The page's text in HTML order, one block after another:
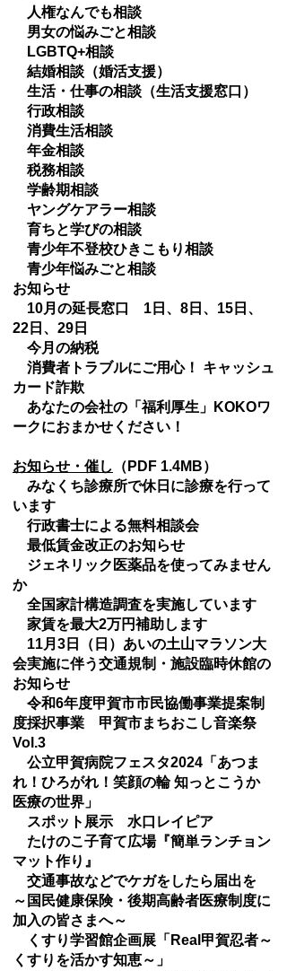
人権なんでも相談
男女の悩みごと相談
LGBTQ+相談
結婚相談（婚活支援）
生活・仕事の相談（生活支援窓口）
行政相談
消費生活相談
年金相談
税務相談
学齢期相談
ヤングケアラー相談
育ちと学びの相談
青少年不登校ひきこもり相談
青少年悩みごと相談
お知らせ
10月の延長窓口 1日、8日、15日、
22日、29日
今月の納税
消費者トラブルにご用心！ キャッシュ
カード詐欺
あなたの会社の「福利厚生」KOKOワ
ークにおまかせください！
お知らせ・催し
（PDF 1.4MB）
みなくち診療所で休日に診療を行って
います
行政書士による無料相談会
最低賃金改正のお知らせ
ジェネリック医薬品を使ってみません
か
全国家計構造調査を実施しています
家賃を最大2万円補助します
11月3日（日）あいの土山マラソン大
会実施に伴う交通規制・施設臨時休館の
お知らせ
令和6年度甲賀市市民協働事業提案制
度採択事業 甲賀市まちおこし音楽祭
Vol.3
公立甲賀病院フェスタ2024「あつま
れ！ひろがれ！笑顔の輪 知っとこうか
医療の世界」
スポット展示 水口レイピア
たけのこ子育て広場『簡単ランチョン
マット作り』
交通事故などでケガをしたら届出を
～国民健康保険・後期高齢者医療制度に
加入の皆さまへ～
くすり学習館企画展「Real甲賀忍者～
くすりを活かす知恵～」